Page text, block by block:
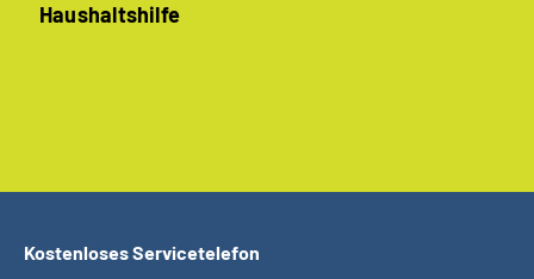
Haushaltshilfe
Kostenloses Servicetelefon